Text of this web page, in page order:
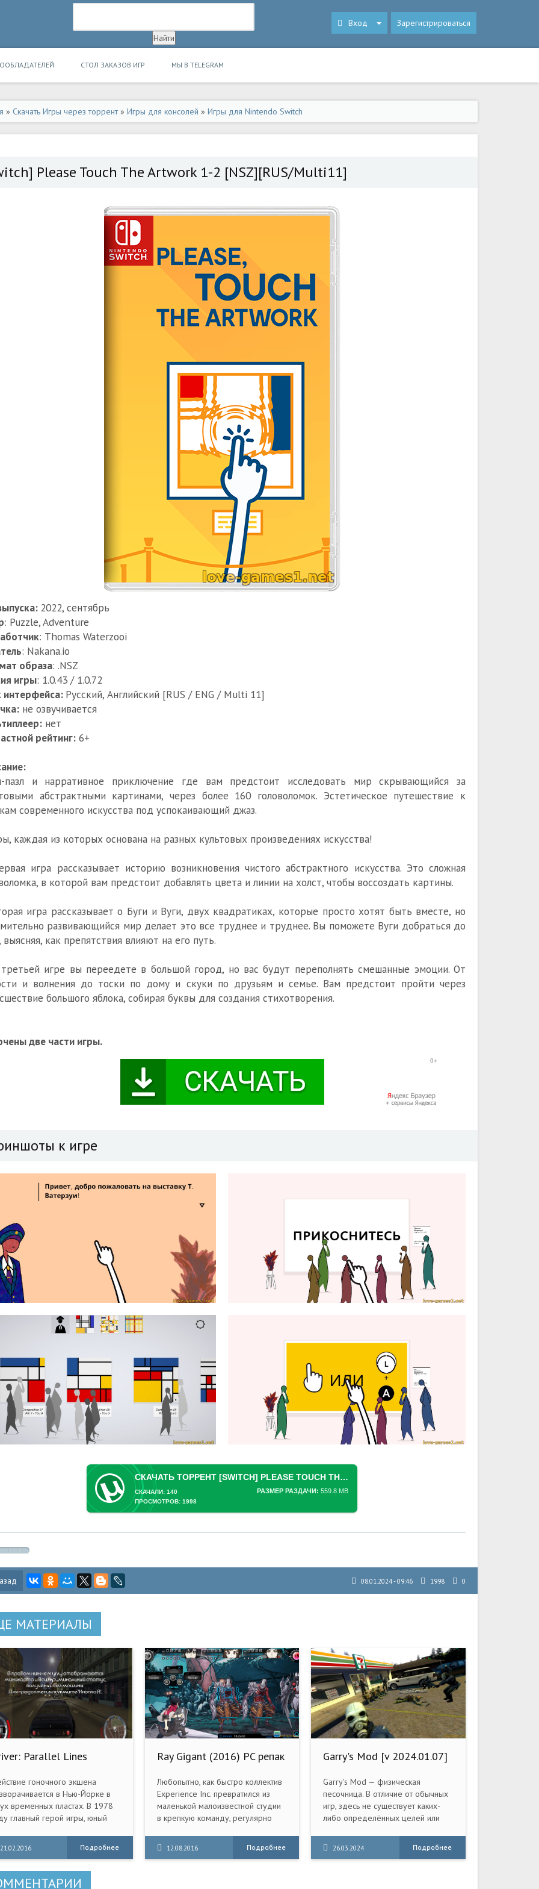
Вход Зарегистрироваться
СТОЛ ЗАКАЗОВ ИГР МЫ В TELEGRAM
» Скачать Игры через торрент» Игры для консолей » Игры для Nintendo Switch
Please Touch The Artwork 1-2 [NSZ][RUS/Multi11]
2022, сентябрь
: Puzzle, Adventure
: Thomas Waterzooi
: Nakana.io
образа: .NSZ
игры: 1.0.43 / 1.0.72
интерфейса: Русский, Английский [RUS / ENG / Multi 11]
не озвучивается
нет
рейтинг: 6+
пазл и нарративное приключение где вам предстоит исследовать мир скрывающийся за
абстрактными картинами, через более 160 головоломок. Эстетическое путешествие к
современного искусства под успокаивающий джаз.
каждая из которых основана на разных культовых произведениях искусства!
игра рассказывает историю возникновения чистого абстрактного искусства. Это сложная
в которой вам предстоит добавлять цвета и линии на холст, чтобы воссоздать картины.
игра рассказывает о Буги и Вуги, двух квадратиках, которые просто хотят быть вместе, но
развивающийся мир делает это все труднее и труднее. Вы поможете Вуги добраться до
выясняя, как препятствия влияют на его путь.
игре вы переедете в большой город, но вас будут переполнять смешанные эмоции. От
и волнения до тоски по дому и скуки по друзьям и семье. Вам предстоит пройти через
большого яблока, собирая буквы для создания стихотворения.
две части игры.
к игре
СКАЧАТЬ ТОРРЕНТ [SWITCH] PLEASE TOUCH THE ARTWORK 1-2 [NSZ][RUS/MULTI11]
РАЗМЕР РАЗДАЧИ: 559.8 MB
СКАЧАЛИ: 140
ПРОСМОТРОВ: 1998
08.01.2024 - 09:46 1998 0
МАТЕРИАЛЫ
Parallel Lines
гоночного экшена
в Нью-Йорке в
временных пластах. В 1978
главный герой игры, юный
дела одной из
он попадает в
Подробнее
Ray Gigant (2016) PC репак
Любопытно, как быстро коллектив
Experience Inc. превратился из
маленькой малоизвестной студии
в крепкую команду, регулярно
интересуется японскими
видеоиграми, творения которой
12.08.2016 Подробнее
Garry's Mod [v 2024.01.07]
(2006) PC | RePack от
Pioneer
Garry's Mod — физическая
песочница. В отличие от обычных
игр, здесь не существует каких-
либо определённых целей или
и оставляем вас играть.
26.03.2024 Подробнее